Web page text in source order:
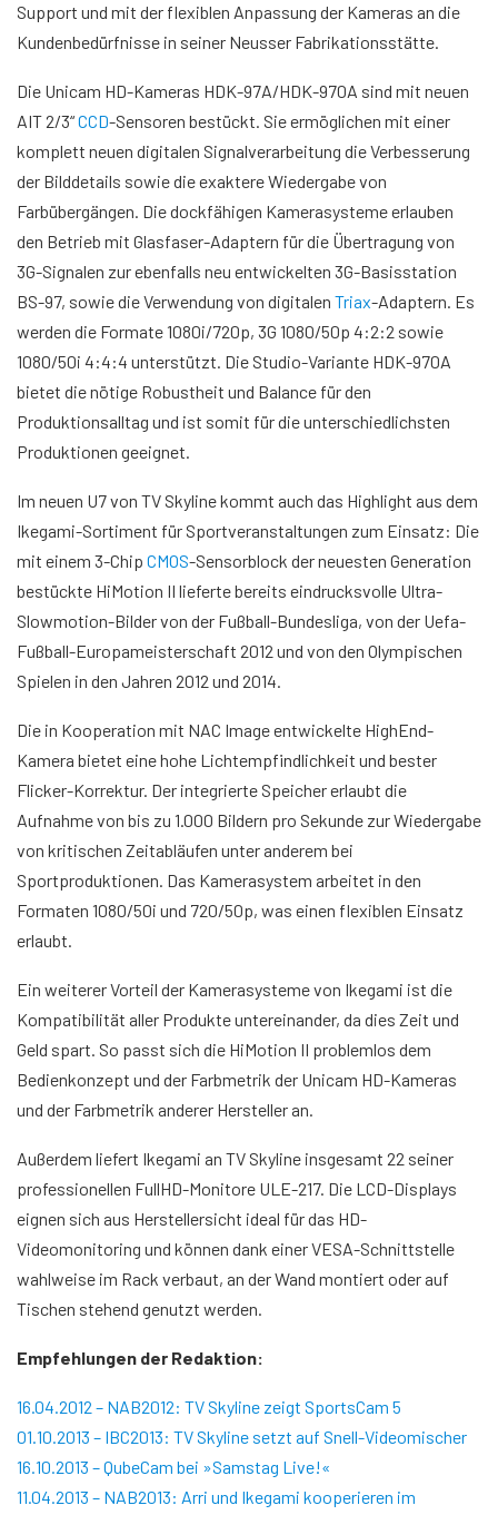
Support und mit der flexiblen Anpassung der Kameras an die
Kundenbedürfnisse in seiner Neusser Fabrikationsstätte.
Die Unicam HD-Kameras HDK-97A/HDK-970A sind mit neuen
AIT 2/3“CCD-Sensoren bestückt. Sie ermöglichen mit einer
komplett neuen digitalen Signalverarbeitung die Verbesserung
der Bilddetails sowie die exaktere Wiedergabe von
Farbübergängen. Die dockfähigen Kamerasysteme erlauben
den Betrieb mit Glasfaser-Adaptern für die Übertragung von
3G-Signalen zur ebenfalls neu entwickelten 3G-Basisstation
BS-97, sowie die Verwendung von digitalen Triax-Adaptern. Es
werden die Formate 1080i/720p, 3G 1080/50p 4:2:2 sowie
1080/50i 4:4:4 unterstützt. Die Studio-Variante HDK-970A
bietet die nötige Robustheit und Balance für den
Produktionsalltag und ist somit für die unterschiedlichsten
Produktionen geeignet.
Im neuen U7 von TV Skyline kommt auch das Highlight aus dem
Ikegami-Sortiment für Sportveranstaltungen zum Einsatz: Die
mit einem 3-Chip CMOS-Sensorblock der neuesten Generation
bestückte HiMotion II lieferte bereits eindrucksvolle Ultra-
Slowmotion-Bilder von der Fußball-Bundesliga, von der Uefa-
Fußball-Europameisterschaft 2012 und von den Olympischen
Spielen in den Jahren 2012 und 2014.
Die in Kooperation mit NAC Image entwickelte HighEnd-
Kamera bietet eine hohe Lichtempfindlichkeit und bester
Flicker-Korrektur. Der integrierte Speicher erlaubt die
Aufnahme von bis zu 1.000 Bildern pro Sekunde zur Wiedergabe
von kritischen Zeitabläufen unter anderem bei
Sportproduktionen. Das Kamerasystem arbeitet in den
Formaten 1080/50i und 720/50p, was einen flexiblen Einsatz
erlaubt.
Ein weiterer Vorteil der Kamerasysteme von Ikegami ist die
Kompatibilität aller Produkte untereinander, da dies Zeit und
Geld spart. So passt sich die HiMotion II problemlos dem
Bedienkonzept und der Farbmetrik der Unicam HD-Kameras
und der Farbmetrik anderer Hersteller an.
Außerdem liefert Ikegami an TV Skyline insgesamt 22 seiner
professionellen FullHD-Monitore ULE-217. Die LCD-Displays
eignen sich aus Herstellersicht ideal für das HD-
Videomonitoring und können dank einer VESA-Schnittstelle
wahlweise im Rack verbaut, an der Wand montiert oder auf
Tischen stehend genutzt werden.
Empfehlungen der Redaktion:
16.04.2012 – NAB2012: TV Skyline zeigt SportsCam 5
01.10.2013 – IBC2013: TV Skyline setzt auf Snell-Videomischer
16.10.2013 – QubeCam bei »Samstag Live!«
11.04.2013 – NAB2013: Arri und Ikegami kooperieren im